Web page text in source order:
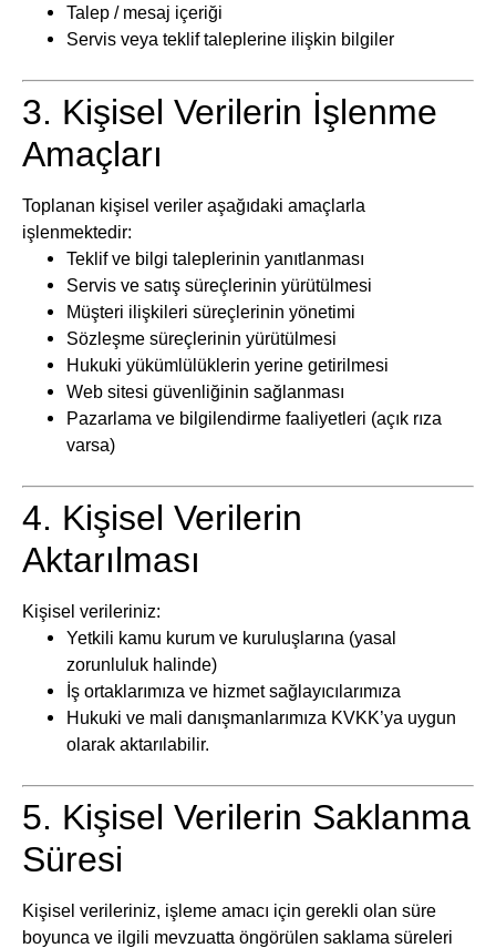
Talep / mesaj içeriği
Servis veya teklif taleplerine ilişkin bilgiler
3. Kişisel Verilerin İşlenme
Amaçları
Toplanan kişisel veriler aşağıdaki amaçlarla
işlenmektedir:
Teklif ve bilgi taleplerinin yanıtlanması
Servis ve satış süreçlerinin yürütülmesi
Müşteri ilişkileri süreçlerinin yönetimi
Sözleşme süreçlerinin yürütülmesi
Hukuki yükümlülüklerin yerine getirilmesi
Web sitesi güvenliğinin sağlanması
Pazarlama ve bilgilendirme faaliyetleri (açık rıza
varsa)
4. Kişisel Verilerin
Aktarılması
Kişisel verileriniz:
Yetkili kamu kurum ve kuruluşlarına (yasal
zorunluluk halinde)
İş ortaklarımıza ve hizmet sağlayıcılarımıza
Hukuki ve mali danışmanlarımıza KVKK’ya uygun
olarak aktarılabilir.
5. Kişisel Verilerin Saklanma
Süresi
Kişisel verileriniz, işleme amacı için gerekli olan süre
boyunca ve ilgili mevzuatta öngörülen saklama süreleri